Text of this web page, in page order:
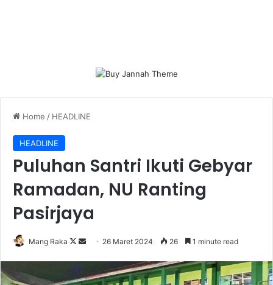
Home / HEADLINE
HEADLINE
Puluhan Santri Ikuti Gebyar
Ramadan, NU Ranting
Pasirjaya
Mang Raka
Follow
Send 26 Maret 2024 26 1 minute read